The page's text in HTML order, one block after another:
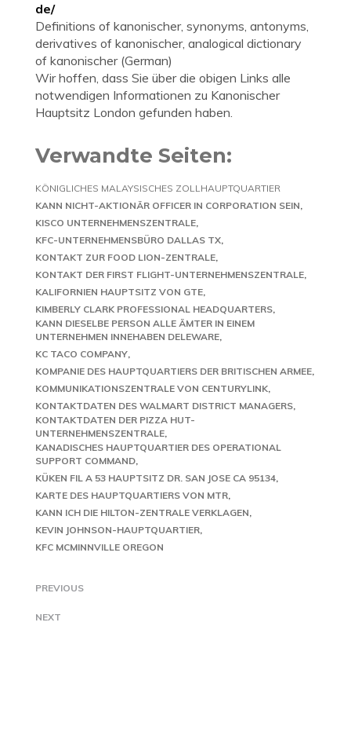
de/
Definitions of kanonischer, synonyms, antonyms,
derivatives of kanonischer, analogical dictionary
of kanonischer (German)
Wir hoffen, dass Sie über die obigen Links alle
notwendigen Informationen zu Kanonischer
Hauptsitz London gefunden haben.
Verwandte Seiten:
KÖNIGLICHES MALAYSISCHES ZOLLHAUPTQUARTIER
KANN NICHT-AKTIONÄR OFFICER IN CORPORATION SEIN
KISCO UNTERNEHMENSZENTRALE
KFC-UNTERNEHMENSBÜRO DALLAS TX
KONTAKT ZUR FOOD LION-ZENTRALE
KONTAKT DER FIRST FLIGHT-UNTERNEHMENSZENTRALE
KALIFORNIEN HAUPTSITZ VON GTE
KIMBERLY CLARK PROFESSIONAL HEADQUARTERS
KANN DIESELBE PERSON ALLE ÄMTER IN EINEM
UNTERNEHMEN INNEHABEN DELEWARE
KC TACO COMPANY
KOMPANIE DES HAUPTQUARTIERS DER BRITISCHEN ARMEE
KOMMUNIKATIONSZENTRALE VON CENTURYLINK
KONTAKTDATEN DES WALMART DISTRICT MANAGERS
KONTAKTDATEN DER PIZZA HUT-
UNTERNEHMENSZENTRALE
KANADISCHES HAUPTQUARTIER DES OPERATIONAL
SUPPORT COMMAND
KÜKEN FIL A 53 HAUPTSITZ DR. SAN JOSE CA 95134
KARTE DES HAUPTQUARTIERS VON MTR
KANN ICH DIE HILTON-ZENTRALE VERKLAGEN
KEVIN JOHNSON-HAUPTQUARTIER
KFC MCMINNVILLE OREGON
PREVIOUS
NEXT